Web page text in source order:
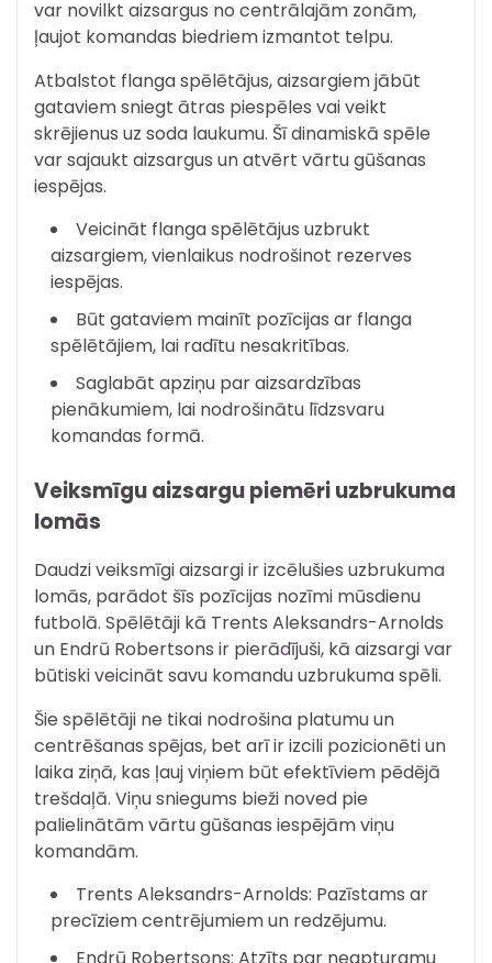
var novilkt aizsargus no centrālajām zonām,
ļaujot komandas biedriem izmantot telpu.
Atbalstot flanga spēlētājus, aizsargiem jābūt
gataviem sniegt ātras piespēles vai veikt
skrējienus uz soda laukumu. Šī dinamiskā spēle
var sajaukt aizsargus un atvērt vārtu gūšanas
iespējas.
Veicināt flanga spēlētājus uzbrukt
aizsargiem, vienlaikus nodrošinot rezerves
iespējas.
Būt gataviem mainīt pozīcijas ar flanga
spēlētājiem, lai radītu nesakritības.
Saglabāt apziņu par aizsardzības
pienākumiem, lai nodrošinātu līdzsvaru
komandas formā.
Veiksmīgu aizsargu piemēri uzbrukuma
lomās
Daudzi veiksmīgi aizsargi ir izcēlušies uzbrukuma
lomās, parādot šīs pozīcijas nozīmi mūsdienu
futbolā. Spēlētāji kā Trents Aleksandrs-Arnolds
un Endrū Robertsons ir pierādījuši, kā aizsargi var
būtiski veicināt savu komandu uzbrukuma spēli.
Šie spēlētāji ne tikai nodrošina platumu un
centrēšanas spējas, bet arī ir izcili pozicionēti un
laika ziņā, kas ļauj viņiem būt efektīviem pēdējā
trešdaļā. Viņu sniegums bieži noved pie
palielinātām vārtu gūšanas iespējām viņu
komandām.
Trents Aleksandrs-Arnolds: Pazīstams ar
precīziem centrējumiem un redzējumu.